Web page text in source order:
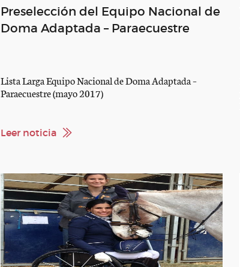
Preselección del Equipo Nacional de
Doma Adaptada – Paraecuestre
Lista Larga Equipo Nacional de Doma Adaptada –
Paraecuestre (mayo 2017)
Leer noticia